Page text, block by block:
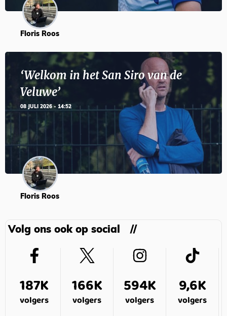
Floris Roos
‘Welkom in het San Siro van de
Veluwe’
08 JULI 2026 - 14:52
Floris Roos
Volg ons ook op social
187K
volgers
166K
volgers
594K
volgers
9,6K
volgers